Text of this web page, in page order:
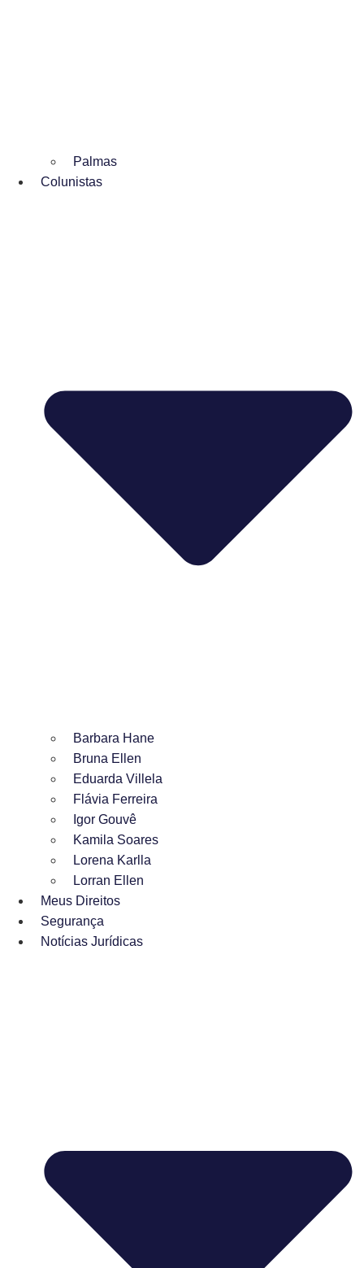
Palmas
Colunistas
Barbara Hane
Bruna Ellen
Eduarda Villela
Flávia Ferreira
Igor Gouvê
Kamila Soares
Lorena Karlla
Lorran Ellen
Meus Direitos
Segurança
Notícias Jurídicas